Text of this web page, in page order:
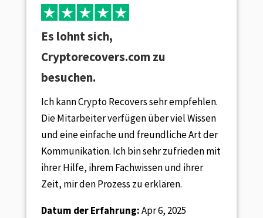
Es lohnt sich,
Cryptorecovers.com zu
besuchen.
Ich kann Crypto Recovers sehr empfehlen.
Die Mitarbeiter verfügen über viel Wissen
und eine einfache und freundliche Art der
Kommunikation. Ich bin sehr zufrieden mit
ihrer Hilfe, ihrem Fachwissen und ihrer
Zeit, mir den Prozess zu erklären.
Datum der Erfahrung:Apr 6, 2025